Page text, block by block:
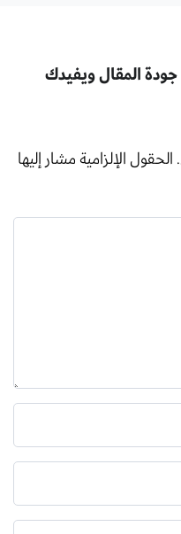
المقال ويفيدك
الحقول الإلزامية مشار إليها